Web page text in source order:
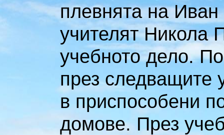
плевнята на
учителят Никола
учебното дело.
през следващите
в приспособени
домове. През